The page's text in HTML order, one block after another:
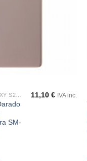
SM-
11,10 € IVA inc.